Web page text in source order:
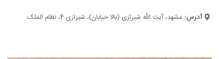
آدرس: مشهد، آیت الله شیرازی (بالا خیابان)، شیرازی 4، نظام‌ الملک